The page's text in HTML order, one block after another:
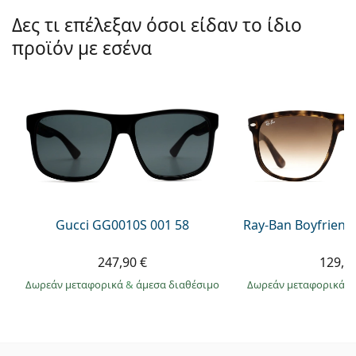
Δες τι επέλεξαν όσοι είδαν το ίδιο
προϊόν με εσένα
Gucci GG0010S 001 58
247,90 €
Δωρεάν μεταφορικά& άμεσα διαθέσιμο
Ray-Ban
Δωρεάν μεταφορικά